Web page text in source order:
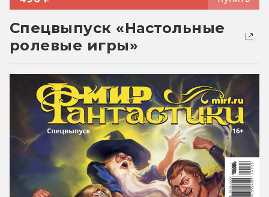
Спецвыпуск «Настольные
ролевые игры»